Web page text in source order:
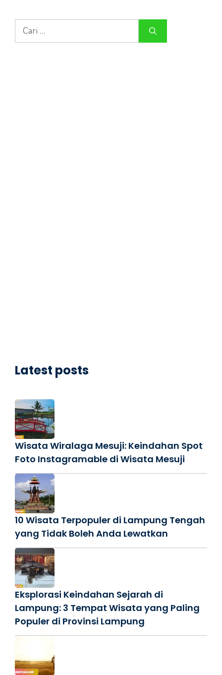
Cari
untuk:
Latest posts
Wisata Wiralaga Mesuji: Keindahan Spot
Foto Instagramable di Wisata Mesuji
10 Wisata Terpopuler di Lampung Tengah
yang Tidak Boleh Anda Lewatkan
Eksplorasi Keindahan Sejarah di
Lampung: 3 Tempat Wisata yang Paling
Populer di Provinsi Lampung